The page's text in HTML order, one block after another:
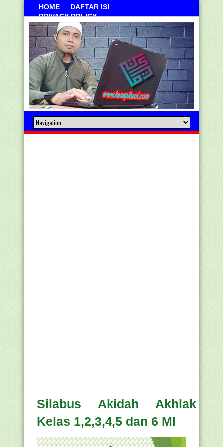
HOME
DAFTAR ISI
PRIVACY POLICY
Sabtu, 08 Agustus 2026
Silabus Akidah Akhlak
Kelas 1,2,3,4,5 dan 6 MI